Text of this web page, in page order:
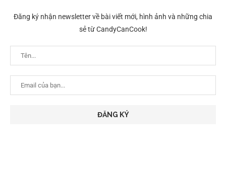
Đăng ký nhận newsletter về bài viết mới, hình ảnh và những chia
sẻ từ CandyCanCook!